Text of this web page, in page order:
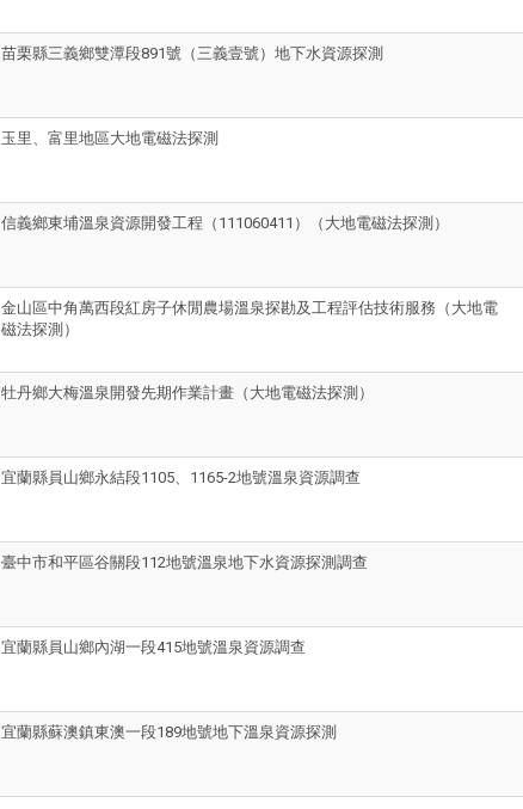
苗栗縣三義鄉雙潭段891號（三義壹號）地下水資源探測
玉里、富里地區大地電磁法探測
信義鄉東埔溫泉資源開發工程（111060411）（大地電磁法探測）
金山區中角萬西段紅房子休閒農場溫泉探勘及工程評估技術服務（大地電
磁法探測）
牡丹鄉大梅溫泉開發先期作業計畫（大地電磁法探測）
宜蘭縣員山鄉永結段1105、1165-2地號溫泉資源調查
臺中市和平區谷關段112地號溫泉地下水資源探測調查
宜蘭縣員山鄉內湖一段415地號溫泉資源調查
宜蘭縣蘇澳鎮東澳一段189地號地下溫泉資源探測